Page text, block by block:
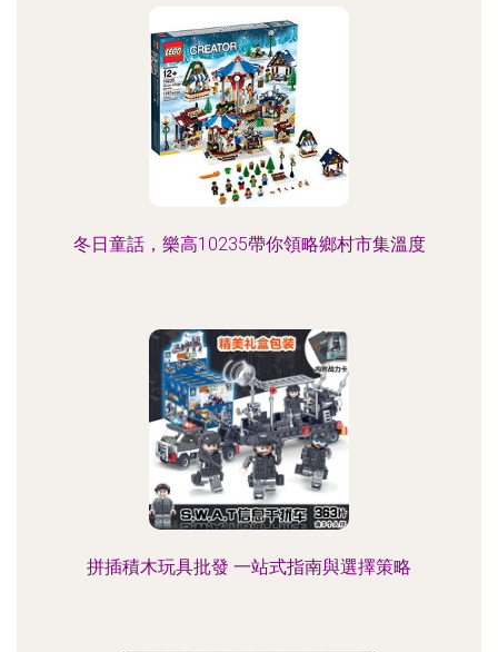
冬日童話，樂高10235帶你領略鄉村市集溫度
拼插積木玩具批發 一站式指南與選擇策略